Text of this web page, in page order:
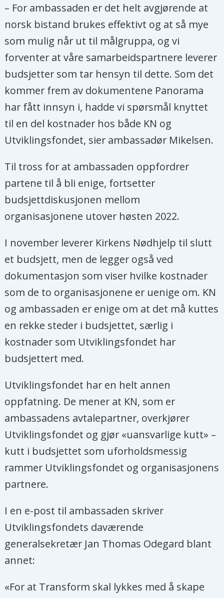
– For ambassaden er det helt avgjørende at
norsk bistand brukes effektivt og at så mye
som mulig når ut til målgruppa, og vi
forventer at våre samarbeidspartnere leverer
budsjetter som tar hensyn til dette. Som det
kommer frem av dokumentene Panorama
har fått innsyn i, hadde vi spørsmål knyttet
til en del kostnader hos både KN og
Utviklingsfondet, sier ambassadør Mikelsen.
Til tross for at ambassaden oppfordrer
partene til å bli enige, fortsetter
budsjettdiskusjonen mellom
organisasjonene utover høsten 2022.
I november leverer Kirkens Nødhjelp til slutt
et budsjett, men de legger også ved
dokumentasjon som viser hvilke kostnader
som de to organisasjonene er uenige om. KN
og ambassaden er enige om at det må kuttes
en rekke steder i budsjettet, særlig i
kostnader som Utviklingsfondet har
budsjettert med.
Utviklingsfondet har en helt annen
oppfatning. De mener at KN, som er
ambassadens avtalepartner, overkjører
Utviklingsfondet og gjør «uansvarlige kutt» –
kutt i budsjettet som uforholdsmessig
rammer Utviklingsfondet og organisasjonens
partnere.
I en e-post til ambassaden skriver
Utviklingsfondets daværende
generalsekretær Jan Thomas Odegard blant
annet:
«For at Transform skal lykkes med å skape